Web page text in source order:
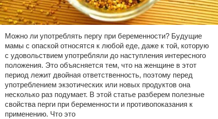
Можно ли употреблять пергу при беременности? Будущие
мамы с опаской относятся к любой еде, даже к той, которую
с удовольствием употребляли до наступления интересного
положения. Это объясняется тем, что на женщине в этот
период лежит двойная ответственность, поэтому перед
употреблением экзотических или новых продуктов она
несколько раз подумает. В этой статье разберем полезные
свойства перги при беременности и противопоказания к
применению. Что это